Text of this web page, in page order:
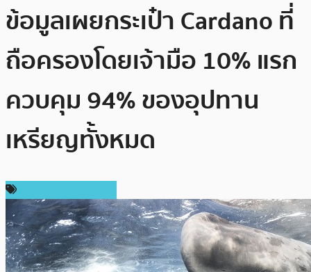
ข้อมูลเผยกระเป๋า Cardano ที่
ถือครองโดยเจ้ามือ 10% แรก
ควบคุม 94% ของอุปทาน
เหรียญทั้งหมด